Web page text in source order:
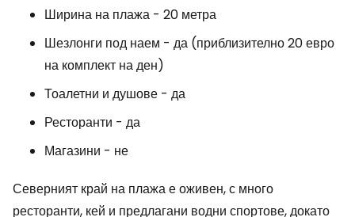
Ширина на плажа - 20 метра
Шезлонги под наем - да (приблизително 20 евро
на комплект на ден)
Тоалетни и душове - да
Ресторанти - да
Магазини - не
Северният край на плажа е оживен, с много
ресторанти, кей и предлагани водни спортове, докато